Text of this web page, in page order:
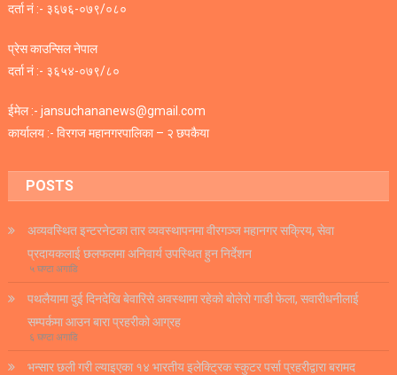
दर्ता नं :- ३६७६-०७९/०८०
प्रेस काउन्सिल नेपाल
दर्ता नं :- ३६५४-०७९/८०
ईमेल :- jansuchananews@gmail.com
कार्यालय :- विरगज महानगरपालिका – २ छपकैया
POSTS
अव्यवस्थित इन्टरनेटका तार व्यवस्थापनमा वीरगञ्ज महानगर सक्रिय, सेवा
प्रदायकलाई छलफलमा अनिवार्य उपस्थित हुन निर्देशन
५ घण्टा अगाडि
पथलैयामा दुई दिनदेखि बेवारिसे अवस्थामा रहेको बोलेरो गाडी फेला, सवारीधनीलाई
सम्पर्कमा आउन बारा प्रहरीको आग्रह
६ घण्टा अगाडि
भन्सार छली गरी ल्याइएका १४ भारतीय इलेक्ट्रिक स्कुटर पर्सा प्रहरीद्वारा बरामद